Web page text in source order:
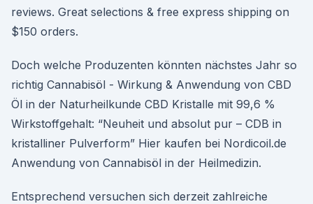
reviews. Great selections & free express shipping on
$150 orders.
Doch welche Produzenten könnten nächstes Jahr so
richtig Cannabisöl - Wirkung & Anwendung von CBD
Öl in der Naturheilkunde CBD Kristalle mit 99,6 %
Wirkstoffgehalt: “Neuheit und absolut pur – CDB in
kristalliner Pulverform” Hier kaufen bei Nordicoil.de
Anwendung von Cannabisöl in der Heilmedizin.
Entsprechend versuchen sich derzeit zahlreiche